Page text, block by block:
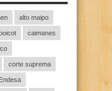
alto maipo
caimanes
corte suprema
Endesa